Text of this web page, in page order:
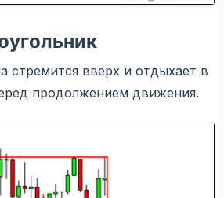
стремится вверх и отдыхает в
продолжением движения.